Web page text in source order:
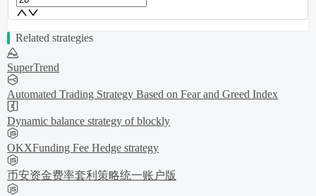
Related strategies
SuperTrend
Automated Trading Strategy Based on Fear and Greed Index
Dynamic balance strategy of blockly
OKXFunding Fee Hedge strategy
币安资金费率套利策略统一账户版